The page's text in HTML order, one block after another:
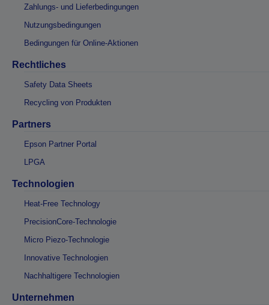
Zahlungs- und Lieferbedingungen
Nutzungsbedingungen
Bedingungen für Online-Aktionen
Rechtliches
Safety Data Sheets
Recycling von Produkten
Partners
Epson Partner Portal
LPGA
Technologien
Heat-Free Technology
PrecisionCore-Technologie
Micro Piezo-Technologie
Innovative Technologien
Nachhaltigere Technologien
Unternehmen